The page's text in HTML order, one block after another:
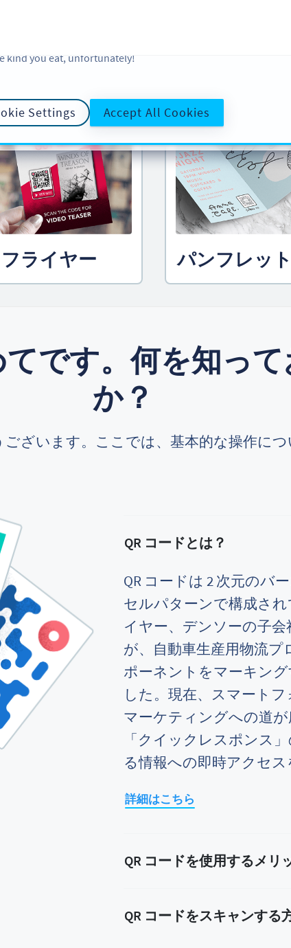
クリエイティブな QR コー
フライヤー パンフレット
てです。何を知っ
か？
ざいます。ここでは、基本的な操作につ
QR コードとは？
QR コードは 2 次元のバ
セルパターンで構成さ
イヤー、デンソーの子
が、自動車生産用物流
ポーネントをマーキン
した。現在、スマート
マーケティングへの道
「クイックレスポンス
る情報への即時アクセス
詳細はこちら
QR コードを使用するメリ
QR コードをスキャンする
kind you eat, unfortunately!
Settings Accept All Cookies